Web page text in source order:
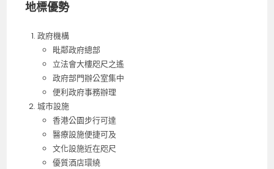
地標優勢
政府機構
毗鄰政府總部
立法會大樓咫尺之遙
政府部門辦公室集中
便利政府事務辦理
城市設施
香港公園步行可達
醫療設施便捷可及
文化設施近在咫尺
優質酒店環繞